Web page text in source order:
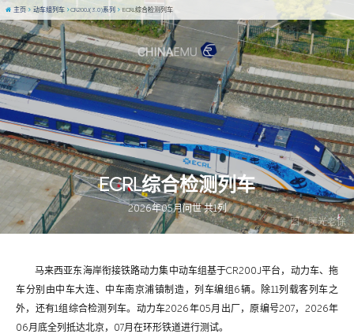
图 / 魔光老徐
ECRL综合检测列车
2026年05月问世 共1列
主页 动车组列车 CR200J(3.0)系列 ECRL综合检测列车
马来西亚东海岸衔接铁路动力集中动车组基于CR200J平台，动力车、拖
车分别由中车大连、中车南京浦镇制造，列车编组6辆。除11列载客列车之
外，还有1组综合检测列车。动力车2026年05月出厂，原编号207，2026年
06月底全列抵达北京，07月在环形铁道进行测试。